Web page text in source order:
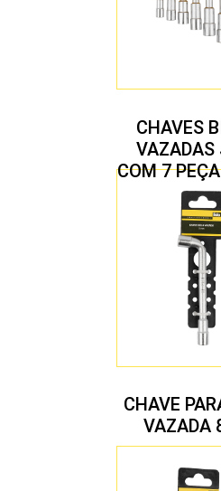
CHAVES
VAZADAS
COM 7
MM
CHAVE
VAZADA